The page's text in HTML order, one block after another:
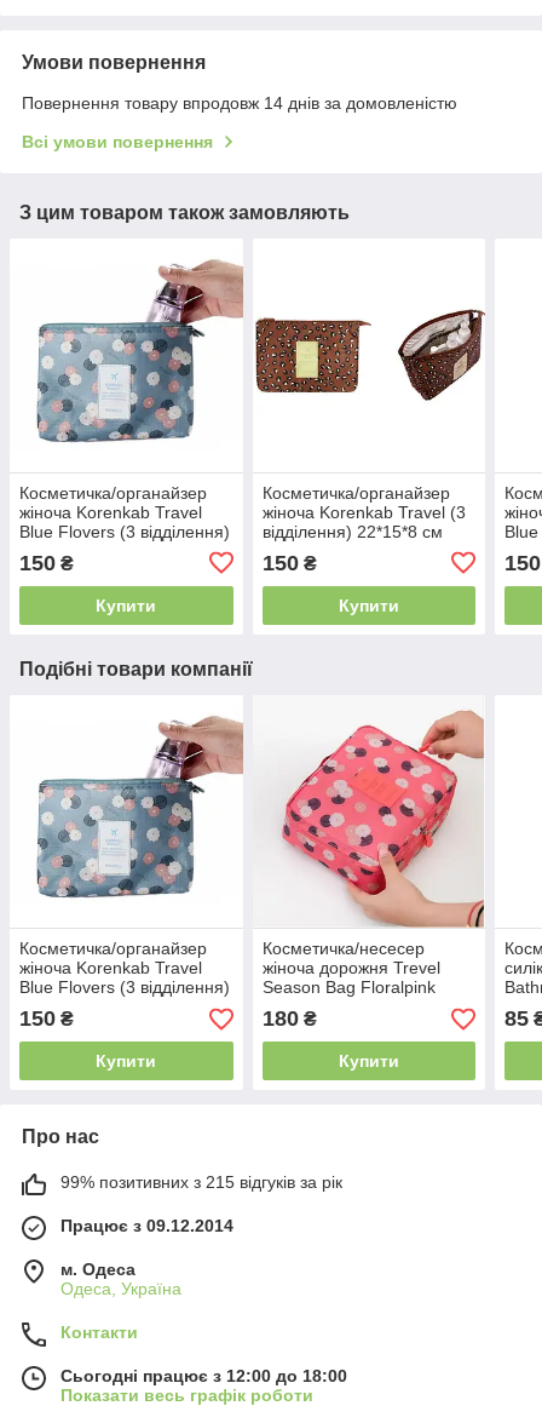
Умови повернення
Повернення товару впродовж 14 днів за домовленістю
Всі умови повернення
З цим товаром також замовляють
Косметичка/органайзер
жіноча Korenkab Travel
Blue Flovers (3 відділення)
150 ₴
Купити
Косметичка/органайзер
жіноча Korenkab Travel (3
відділення) 22*15*8 см
150₴
Купити
Blue
150
Подібні товари компанії
Косметичка/органайзер
жіноча Korenkab Travel
Blue Flovers (3 відділення)
22*15*8 см
150 ₴
Купити
Косметичка/несесер
жіноча дорожня Trevel
Season Bag Floralpink
22*17*8 см
180₴
Купити
85
Про нас
99% позитивних з 215 відгуків за рік
Працює з 09.12.2014
м. Одеса
Одеса, Україна
Контакти
Сьогодні працює з 12:00 до 18:00
Показати весь графік роботи